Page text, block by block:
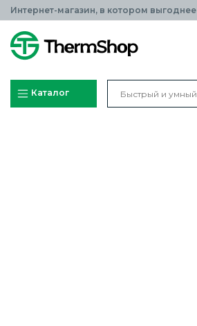
Интернет-магазин, в котором выгоднее
Каталог